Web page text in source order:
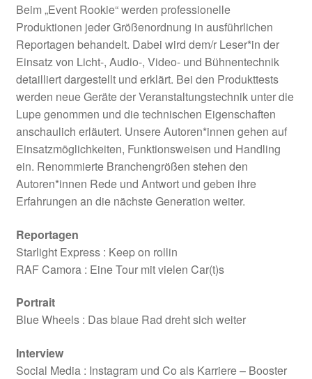
Beim „Event Rookie“ werden professionelle
Produktionen jeder Größenordnung in ausführlichen
Reportagen behandelt. Dabei wird dem/r Leser*in der
Einsatz von Licht-, Audio-, Video- und Bühnentechnik
detailliert dargestellt und erklärt. Bei den Produkttests
werden neue Geräte der Veranstaltungstechnik unter die
Lupe genommen und die technischen Eigenschaften
anschaulich erläutert. Unsere Autoren*innen gehen auf
Einsatzmöglichkeiten, Funktionsweisen und Handling
ein. Renommierte Branchengrößen stehen den
Autoren*innen Rede und Antwort und geben ihre
Erfahrungen an die nächste Generation weiter.
Reportagen
Starlight Express : Keep on rollin
RAF Camora : Eine Tour mit vielen Car(t)s
Portrait
Blue Wheels : Das blaue Rad dreht sich weiter
Interview
Social Media : Instagram und Co als Karriere – Booster